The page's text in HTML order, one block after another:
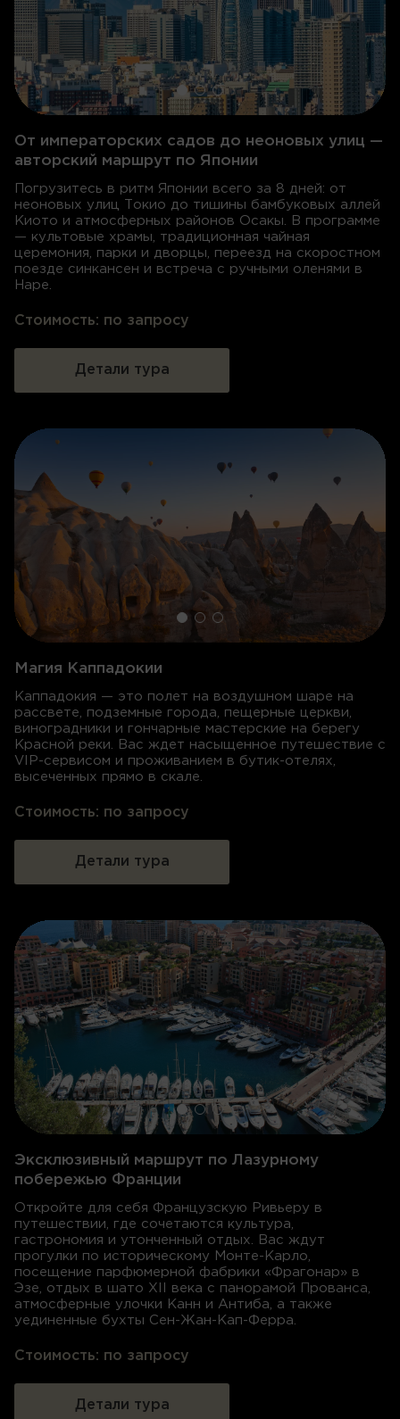
От императорских садов до неоновых улиц —
авторский маршрут по Японии
Погрузитесь в ритм Японии всего за 8 дней: от
неоновых улиц Токио до тишины бамбуковых аллей
Киото и атмосферных районов Осакы. В программе
— культовые храмы, традиционная чайная
церемония, парки и дворцы, переезд на скоростном
поезде синкансен и встреча с ручными оленями в
Наре.
Стоимость: по запросу
Детали тура
Магия Каппадокии
Каппадокия — это полет на воздушном шаре на
рассвете, подземные города, пещерные церкви,
виноградники и гончарные мастерские на берегу
Красной реки. Вас ждет насыщенное путешествие с
VIP-сервисом и проживанием в бутик-отелях,
высеченных прямо в скале.
Стоимость: по запросу
Детали тура
Эксклюзивный маршрут по Лазурному
побережью Франции
Откройте для себя Французскую Ривьеру в
путешествии, где сочетаются культура,
гастрономия и утонченный отдых. Вас ждут
прогулки по историческому Монте-Карло,
посещение парфюмерной фабрики «Фрагонар» в
Эзе, отдых в шато XII века с панорамой Прованса,
атмосферные улочки Канн и Антиба, а также
уединенные бухты Сен-Жан-Кап-Ферра.
Стоимость: по запросу
Детали тура